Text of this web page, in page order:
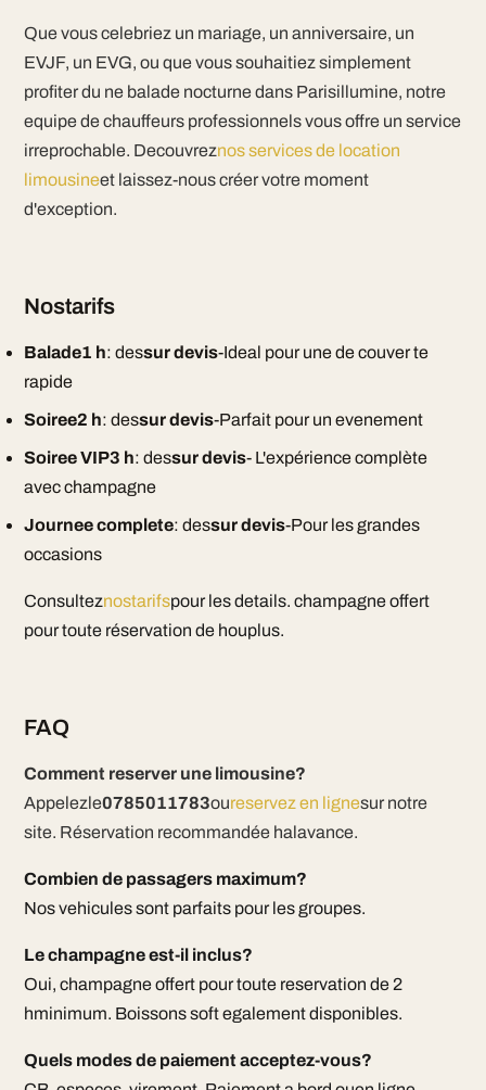
Que vous celebriez un mariage, un anniversaire, un
EVJF, un EVG, ou que vous souhaitiez simplement
profiter du ne balade nocturne dans Parisillumine, notre
equipe de chauffeurs professionnels vous offre un service
irreprochable. Decouvreznos services de location
limousineet laissez-nous créer votre moment
d'exception.
Nostarifs
Balade1 h: dessur devis-Ideal pour une de couver te
rapide
Soiree2 h: dessur devis-Parfait pour un evenement
Soiree VIP3 h: dessur devis- L'expérience complète
avec champagne
Journee complete: dessur devis-Pour les grandes
occasions
Consulteznostarifspour les details. champagne offert
pour toute réservation de houplus.
FAQ
Comment reserver une limousine?
Appelezle0785011783oureservez en lignesur notre
site. Réservation recommandée halavance.
Combien de passagers maximum?
Nos vehicules sont parfaits pour les groupes.
Le champagne est-il inclus?
Oui, champagne offert pour toute reservation de 2
hminimum. Boissons soft egalement disponibles.
Quels modes de paiement acceptez-vous?